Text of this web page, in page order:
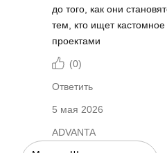
до того, как они
тем, кто ищет
проектами
(0)
Ответить
5 мая 2026
ADVANTA